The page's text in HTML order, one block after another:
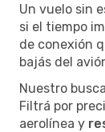
Un vuelo sin
si el tiempo
de conexión
bajás del
Nuestro
Filtrá por
aerolínea y